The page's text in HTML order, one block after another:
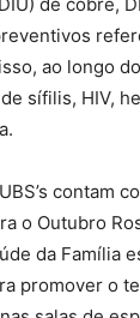
ao longo
sífilis, HIV,
contam
o Outubro
da Família
promover o